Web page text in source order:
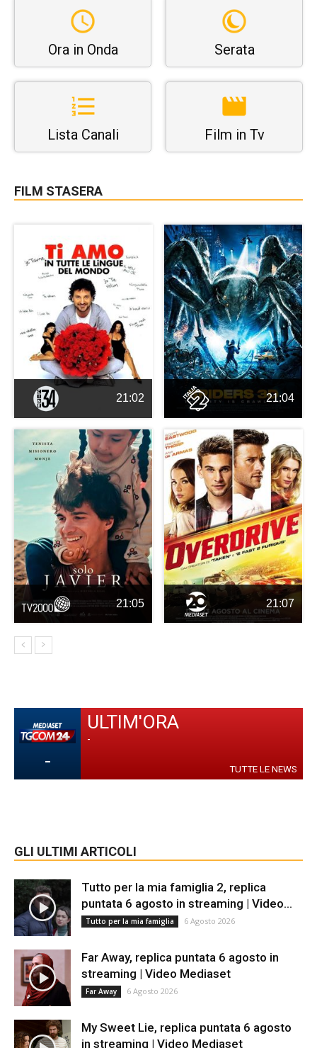
Ora in Onda Serata
Lista Canali Film in Tv
FILM STASERA
21:02 21:04
21:05 21:07
-
ULTIM'ORA
-
TUTTE LE NEWS
GLI ULTIMI ARTICOLI
Tutto per la mia famiglia 2, replica
puntata 6 agosto in streaming | Video...
Tutto per la mia famiglia 6 Agosto 2026
Far Away, replica puntata 6 agosto in
streaming | Video Mediaset
Far Away 6 Agosto 2026
My Sweet Lie, replica puntata 6 agosto
in streaming | Video Mediaset